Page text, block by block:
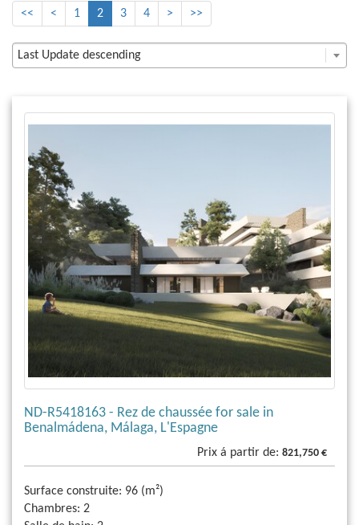
<< < 1 2 3 4 > >>
Last Update descending
ND-R5418163 - Rez de chaussée for sale in
Benalmádena, Málaga, L'Espagne
Prix á partir de: 821,750 €
Surface construite: 96 (m²)
Chambres: 2